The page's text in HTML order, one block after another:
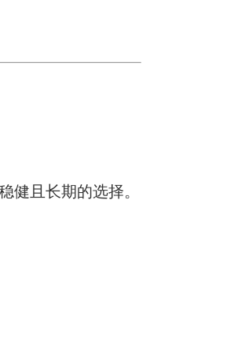
且长期的选择。